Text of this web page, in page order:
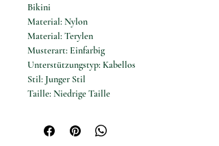
Bikini
Material: Nylon
Material: Terylen
Musterart: Einfarbig
Unterstützungstyp: Kabellos
Stil: Junger Stil
Taille: Niedrige Taille
Passform: Fällt größengerecht aus,
bestellen Sie Ihre normale Größe.